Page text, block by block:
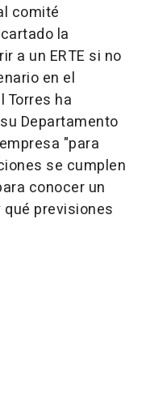
comité
la
a un ERTE si no
en el
Torres ha
Departamento
"para
se cumplen
conocer un
previsiones